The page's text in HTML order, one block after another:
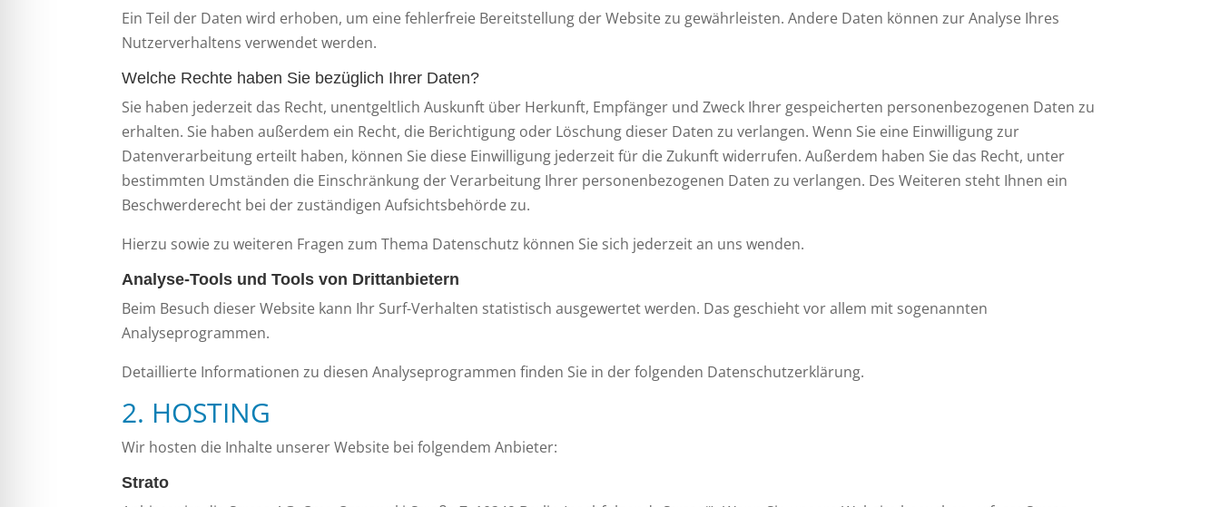
Ein Teil der Daten wird erhoben, um eine fehlerfreie Bereitstellung der Website zu gewährleisten. Andere Daten können zur Analyse Ihres
Nutzerverhaltens verwendet werden.
Welche Rechte haben Sie bezüglich Ihrer Daten?
Sie haben jederzeit das Recht, unentgeltlich Auskunft über Herkunft, Empfänger und Zweck Ihrer gespeicherten personenbezogenen Daten zu
erhalten. Sie haben außerdem ein Recht, die Berichtigung oder Löschung dieser Daten zu verlangen. Wenn Sie eine Einwilligung zur
Datenverarbeitung erteilt haben, können Sie diese Einwilligung jederzeit für die Zukunft widerrufen. Außerdem haben Sie das Recht, unter
bestimmten Umständen die Einschränkung der Verarbeitung Ihrer personenbezogenen Daten zu verlangen. Des Weiteren steht Ihnen ein
Beschwerderecht bei der zuständigen Aufsichtsbehörde zu.
Hierzu sowie zu weiteren Fragen zum Thema Datenschutz können Sie sich jederzeit an uns wenden.
Analyse-Tools und Tools von Dritt­anbietern
Beim Besuch dieser Website kann Ihr Surf-Verhalten statistisch ausgewertet werden. Das geschieht vor allem mit sogenannten
Analyseprogrammen.
Detaillierte Informationen zu diesen Analyseprogrammen finden Sie in der folgenden Datenschutzerklärung.
2. HOSTING
Wir hosten die Inhalte unserer Website bei folgendem Anbieter:
Strato